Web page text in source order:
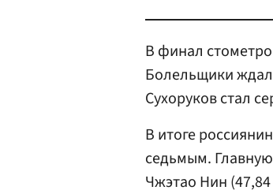
В финал
Болельщики
Сухоруков стал
В итоге
седьмым.
Чжэтао Нин